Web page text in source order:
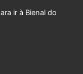
ir à Bienal do